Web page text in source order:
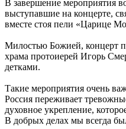
В завершение мероприятия
выступавшие на концерте,
вместе стоя пели «Царице
Милостью Божией, концерт
храма протоиерей Игорь
детками.
Такие мероприятия очень
Россия переживает
духовное укрепление,
В добрых делах мы всегда